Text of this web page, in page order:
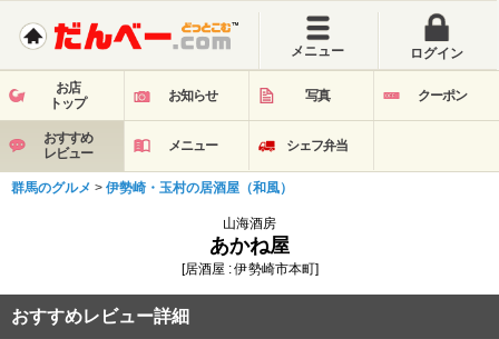
メニュー ログイン
お店
トップ
お知らせ 写真 クーポン
おすすめ
レビュー
メニュー シェフ弁当
群馬のグルメ > 伊勢崎・玉村の居酒屋（和風）
山海酒房
あかね屋
[居酒屋 : 伊勢崎市本町]
おすすめレビュー詳細